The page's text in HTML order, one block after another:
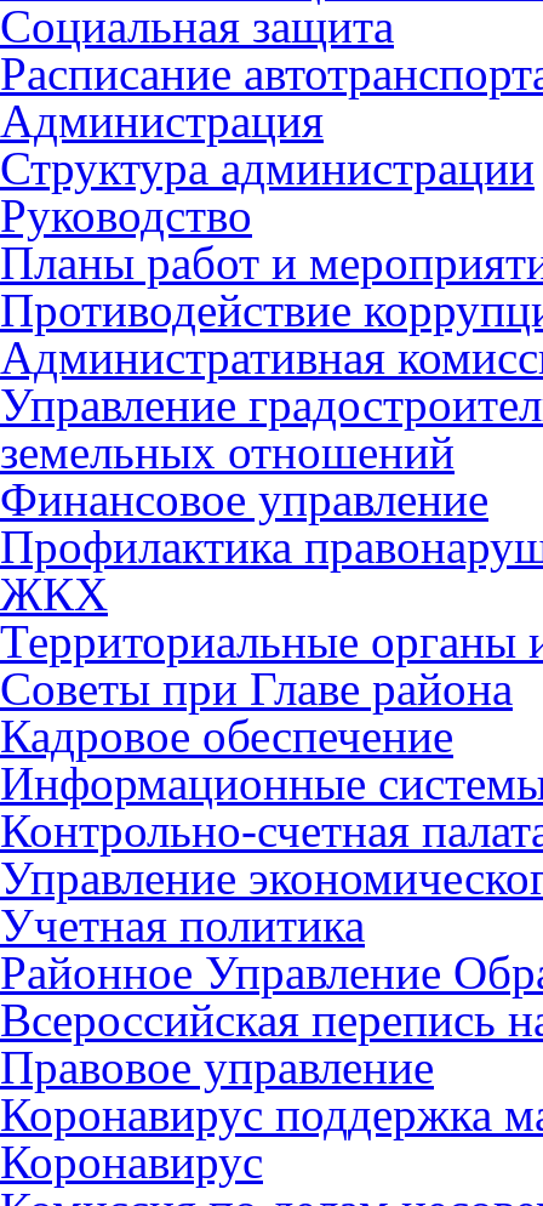
Социальная защита
Расписание
Администрация
Структура администрации
Руководство
Планы работ и
Противодействие
Административная
Управление
земельных отношений
Финансовое управление
Профилактика
ЖКХ
Территориальные органы
Советы при Главе района
Кадровое обеспечение
Информационные
Контрольно-счетная
Управление
Учетная политика
Районное Управление
Всероссийская перепись
Правовое управление
Коронавирус поддержка
Коронавирус